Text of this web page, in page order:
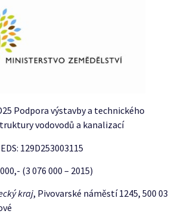
Podpora výstavby a technického
vodovodů a kanalizací
129D253003115
(3 076 000 – 2015)
kraj, Pivovarské náměstí 1245, 500 03